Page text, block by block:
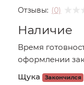
Отзывы: (0)
Наличие
Время
оформлении
Щука
Закончился